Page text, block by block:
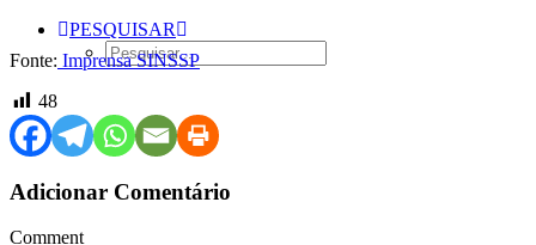
PESQUISAR
Fonte: Imprensa SINSSP
48
Adicionar Comentário
Comment